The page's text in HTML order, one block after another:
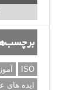
ISO
ایده های